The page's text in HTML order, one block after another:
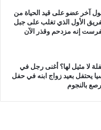
آخر عضو على قيد الحياة من
الأول الذي تغلب على جبل
إنه مزدحم وقذر الآن
لا مثيل لها؟ أغنى رجل في
يحتفل بعيد زواج ابنه في حفل
بالنجوم